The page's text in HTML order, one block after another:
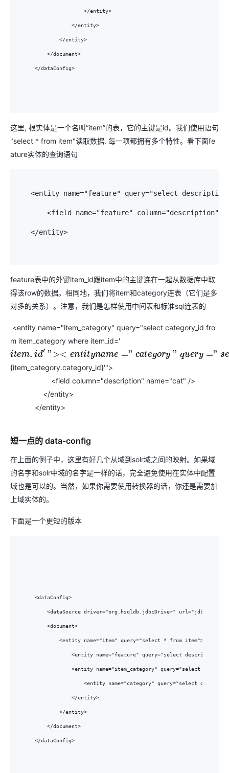
                </entity>
            </entity>
        </entity>
    </document>
</dataConfig>
这里, 根实体是一个名叫“item”的表，它的主键是id。我们使用语句
"select * from item"读取数据. 每一项都拥有多个特性。看下面fe
ature实体的查询语句
<entity name="feature" query="select
<field name="feature" column="description" /
   </entity>
feature表中的外键item_id跟item中的主键连在一起从数据库中取
得该row的数据。相同地，我们将item和category连表（它们是多
对多的关系）。注意，我们是怎样使用中间表和标准sql连表的
<entity name="item_category" query="select category_id fro
m item_category where item_id='
item.id ">< entityn ame="category "qu ery="select de scriptio nfro mc
{item_category.category_id}'">
<field column="description" name="cat" />
</entity>
</entity>
短一点的 data-config
在上面的例子中，这里有好几个从域到solr域之间的映射。如果域
的名字和solr中域的名字是一样的话，完全避免使用在实体中配置
域也是可以的。当然，如果你需要使用转换器的话，你还是需要加
上域实体的。
下面是一个更短的版本
<dataConfig>
<dataSource driver="org.hsqldb.jdbcDriver"
    <document>
<entity name="item" query="select *
<entity name="feature" query="select
<entity name="item_category" query="select
<entity name="category"
            </entity>
        </entity>
    </document>
</dataConfig>